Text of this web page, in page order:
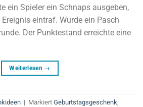
ein Spieler ein Schnaps ausgeben,
eintraf. Wurde ein Pasch
Der Punktestand erreichte eine
Weiterlesen →
| Markiert Geburtstagsgeschenk,